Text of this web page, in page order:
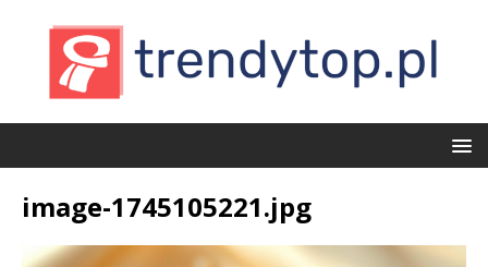
image-1745105221.jpg